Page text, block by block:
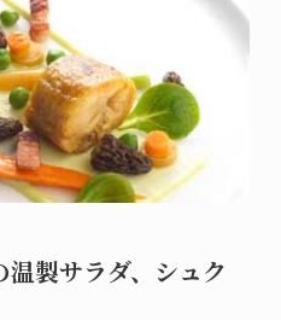
製サラダ、シュク